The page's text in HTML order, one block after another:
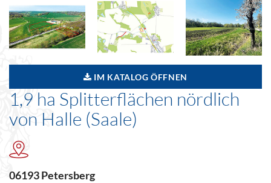
IM KATALOG ÖFFNEN
1,9 ha Splitterflächen nördlich
von Halle (Saale)
06193 Petersberg